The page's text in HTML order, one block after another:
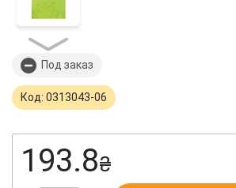
Под заказ
Код: 0313043-06
193.8₴